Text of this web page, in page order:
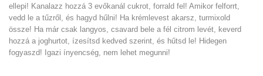
ellepi! Kanalazz hozzá 3 evőkanál cukrot, forrald fel! Amikor felforrt,
vedd le a tűzről, és hagyd hűlni! Ha krémlevest akarsz, turmixold
össze! Ha már csak langyos, csavard bele a fél citrom levét, keverd
hozzá a joghurtot, ízesítsd kedved szerint, és hűtsd le! Hidegen
fogyaszd! Igazi ínyencség, nem lehet megunni!